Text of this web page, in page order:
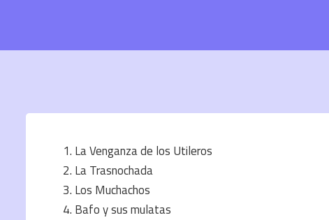
La Venganza de los Utileros
La Trasnochada
Los Muchachos
Bafo y sus mulatas